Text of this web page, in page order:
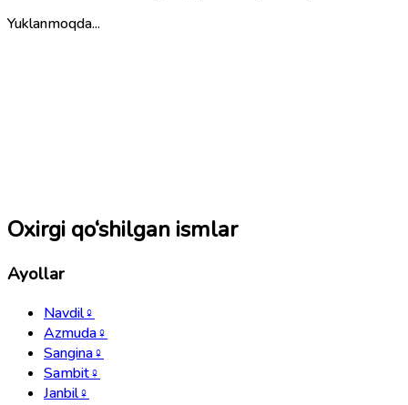
Yuklanmoqda...
Oxirgi qo‘shilgan ismlar
Ayollar
Navdil♀
Azmuda♀
Sangina♀
Sambit♀
Janbil♀